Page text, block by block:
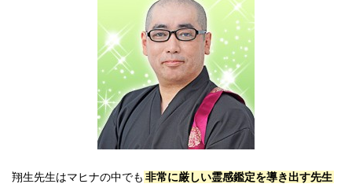
翔生先生はマヒナの中でも 非常に厳しい霊感鑑定を導き出す先生